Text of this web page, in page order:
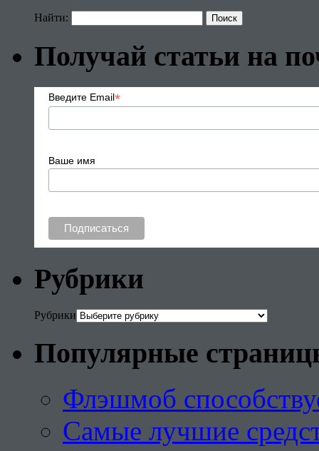
Найти:
Получай статьи на
Введите Email*
Ваше имя
Рубрики
Рубрики
Популярные
Флэшмоб
Самые лучшие